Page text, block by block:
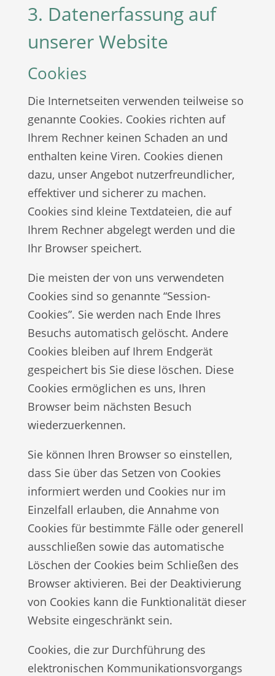
3. Datenerfassung auf
unserer Website
Cookies
Die Internetseiten verwenden teilweise so
genannte Cookies. Cookies richten auf
Ihrem Rechner keinen Schaden an und
enthalten keine Viren. Cookies dienen
dazu, unser Angebot nutzerfreundlicher,
effektiver und sicherer zu machen.
Cookies sind kleine Textdateien, die auf
Ihrem Rechner abgelegt werden und die
Ihr Browser speichert.
Die meisten der von uns verwendeten
Cookies sind so genannte “Session-
Cookies”. Sie werden nach Ende Ihres
Besuchs automatisch gelöscht. Andere
Cookies bleiben auf Ihrem Endgerät
gespeichert bis Sie diese löschen. Diese
Cookies ermöglichen es uns, Ihren
Browser beim nächsten Besuch
wiederzuerkennen.
Sie können Ihren Browser so einstellen,
dass Sie über das Setzen von Cookies
informiert werden und Cookies nur im
Einzelfall erlauben, die Annahme von
Cookies für bestimmte Fälle oder generell
ausschließen sowie das automatische
Löschen der Cookies beim Schließen des
Browser aktivieren. Bei der Deaktivierung
von Cookies kann die Funktionalität dieser
Website eingeschränkt sein.
Cookies, die zur Durchführung des
elektronischen Kommunikationsvorgangs